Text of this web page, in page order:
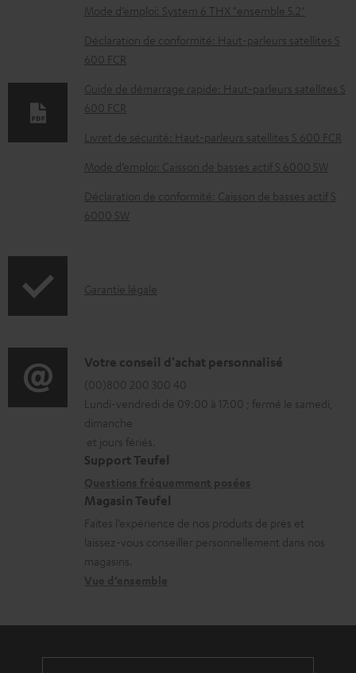
D
o
c
u
m
t
s
t
é
a
r
g
e
a
e
s
Mode d’emploi: System 6 THX "ensemble 5.2"
Déclaration de conformité: Haut-parleurs satellites S
600 FCR
Guide de démarrage rapide: Haut-parleurs satellites S
600 FCR
Livret de sécurité: Haut-parleurs satellites S 600 FCR
Mode d’emploi: Caisson de basses actif S 6000 SW
Déclaration de conformité: Caisson de basses actif S
6000 SW
I
o
r
m
a
t
o
n
s
l
Garantie légale
D
é
t
a
i
s
c
o
a
Votre conseil d'achat personnalisé
(00)800 200 300 40
Lundi-vendredi de 09:00 à 17:00 ; fermé le samedi,
dimanche
et jours fériés.
Support Teufel
Magasin Teufel
Faites l’expérience de nos produits de près et
laissez-vous conseiller personnellement dans nos
magasins.